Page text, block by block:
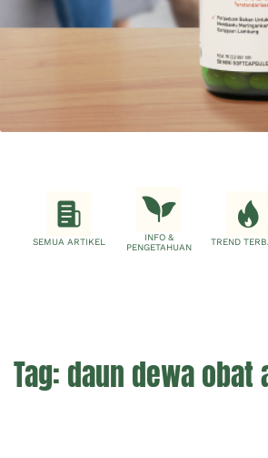
SEMUA ARTIKEL
INFO &
PENGETAHUAN
TREND
Tag: daun dewa obat